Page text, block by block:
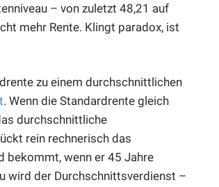
– von zuletzt 48,21 auf
mehr Rente. Klingt paradox, ist
zu einem durchschnittlichen
. Wenn die Standardrente gleich
durchschnittliche
rein rechnerisch das
bekommt, wenn er 45 Jahre
wird der Durchschnittsverdienst –